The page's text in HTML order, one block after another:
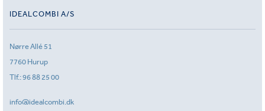
IDEALCOMBI A/S
Nørre Allé 51
7760 Hurup
Tlf.:96 88 25 00
info@idealcombi.dk